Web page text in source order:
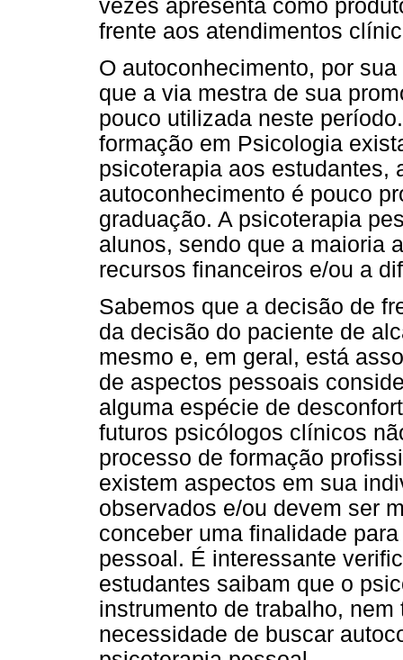
vezes apresenta como
frente aos atendimentos
O autoconhecimento, por
que a via mestra de sua
pouco utilizada neste
formação em Psicologia
psicoterapia aos estudantes,
autoconhecimento é pouco
graduação. A psicoterapia
alunos, sendo que a maioria
recursos financeiros e/ou a
Sabemos que a decisão de
da decisão do paciente de
mesmo e, em geral, está
de aspectos pessoais
alguma espécie de
futuros psicólogos clínicos
processo de formação
existem aspectos em sua
observados e/ou devem ser
conceber uma finalidade
pessoal. É interessante
estudantes saibam que o
instrumento de trabalho,
necessidade de buscar